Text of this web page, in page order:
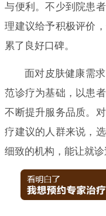
与便利。不少到院患
理建议给予积极评价
累了良好口碑。
面对皮肤健康需
范诊疗为基础，以患
不断提升服务品质。
疗建议的人群来说，
细致的机构，能让就诊